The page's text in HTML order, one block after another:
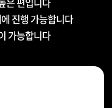
진행 가능합니다
가능합니다